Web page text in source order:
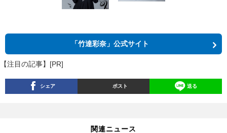
「竹達彩奈」公式サイト
【注目の記事】[PR]
シェア ポスト 送る
関連ニュース